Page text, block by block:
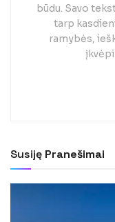
būdu. Savo
tarp
ramybės,
Susiję Pranešimai